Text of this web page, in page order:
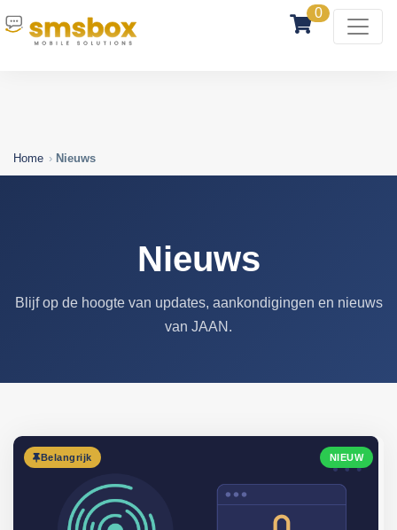
0
Home Nieuws
Nieuws
Blijf op de hoogte van updates, aankondigingen en nieuws
van JAAN.
Belangrijk NIEUW